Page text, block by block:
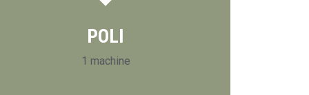
POLI
1 machine